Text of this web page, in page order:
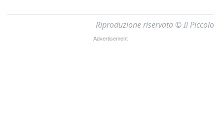
Riproduzione riservata © Il Piccolo